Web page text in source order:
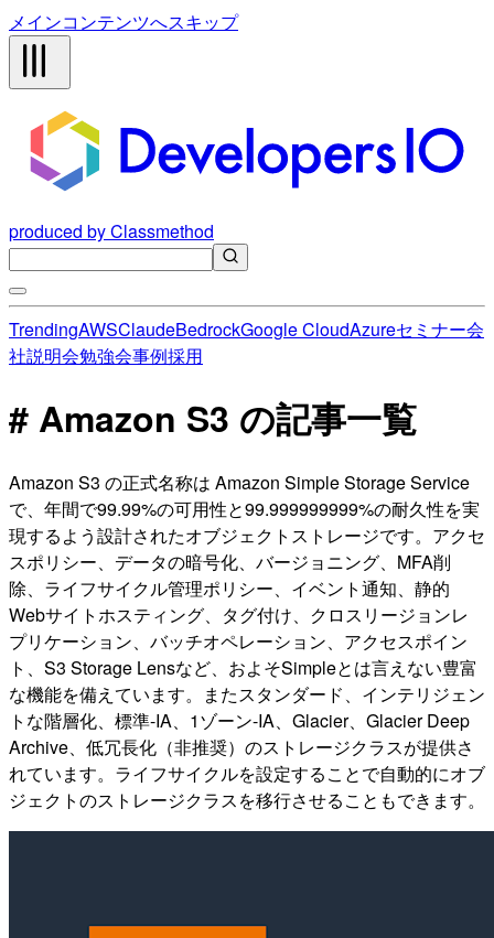
メインコンテンツへスキップ
produced by Classmethod
TrendingAWSClaudeBedrockGoogle CloudAzureセミナー会
社説明会勉強会事例採用
# Amazon S3 の記事一覧
Amazon S3 の正式名称は Amazon Simple Storage Service
で、年間で99.99%の可用性と99.999999999%の耐久性を実
現するよう設計されたオブジェクトストレージです。アクセ
スポリシー、データの暗号化、バージョニング、MFA削
除、ライフサイクル管理ポリシー、イベント通知、静的
Webサイトホスティング、タグ付け、クロスリージョンレ
プリケーション、バッチオペレーション、アクセスポイン
ト、S3 Storage Lensなど、およそSimpleとは言えない豊富
な機能を備えています。またスタンダード、インテリジェン
トな階層化、標準-IA、1ゾーン-IA、Glacier、Glacier Deep
Archive、低冗長化（非推奨）のストレージクラスが提供さ
れています。ライフサイクルを設定することで自動的にオブ
ジェクトのストレージクラスを移行させることもできます。